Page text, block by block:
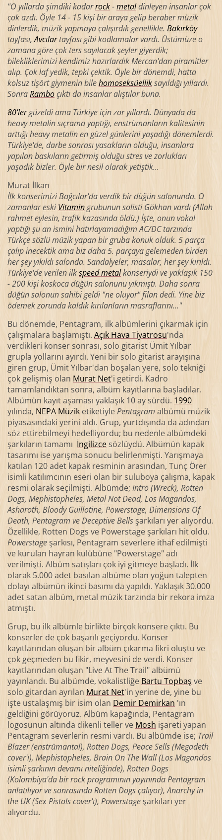
"O yıllarda şimdiki kadarrock-metaldinleyen insanlar çok
çok azdı. Öyle 14 - 15 kişi bir araya gelip beraber müzik
dinlerdik, müzik yapmaya çalışırdık genellikle. Bakırköy
tayfası,Avcılartayfası gibi kodlamalar vardı. Üstümüze o
zamana göre çok ters sayılacak şeyler giyerdik;
bilekliklerimizi kendimiz hazırlardık Mercan'dan piramitler
alıp. Çok laf yedik, tepki çektik. Öyle bir dönemdi, hatta
kolsuz tişört giymenin bilehomoseksüelliksayıldığı yıllardı.
SonraRamboçıktı da insanlar alıştılar buna.
80'lergüzeldi ama Türkiye için zor yıllardı. Dünyada da
heavy metalin sıçrama yaptığı, enstrümanların kalitesinin
arttığı heavy metalin en güzel günlerini yaşadığı dönemlerdi.
Türkiye'de, darbe sonrası yasakların olduğu, insanlara
yapılan baskıların getirmiş olduğu stres ve zorlukları
yaşadık bizler. Öyle bir nesil olarak yetiştik...
Murat İlkan
İlk konserimizi Bağcılar'da verdik bir düğün salonunda. O
zamanlar eski Vitamingrubunun solisti Gökhan vardı (Allah
rahmet eylesin, trafik kazasında öldü.) İşte, onun vokal
yaptığı şu an ismini hatırlayamadığım AC/DC tarzında
Türkçe sözlü müzik yapan bir gruba konuk olduk. 5 parça
çalıp inecektik ama biz daha 5. parçaya gelemeden birden
her şey yıkıldı salonda. Sandalyeler, masalar, her şey kırıldı.
Türkiye'de verilen ilkspeed metalkonseriydi ve yaklaşık 150
- 200 kişi koskoca düğün salonunu yıkmıştı. Daha sonra
düğün salonun sahibi geldi "ne oluyor" filan dedi. Yine biz
ödemek zorunda kaldık kırılanların masraflarını..."
Bu dönemde, Pentagram, ilk albümlerini çıkarmak için
çalışmalara başlamıştı. Açık Hava Tiyatrosu'nda
verdikleri konser sonrası, solo gitarist Ümit Yılbar
grupla yollarını ayırdı. Yeni bir solo gitarist arayışına
giren grup, Ümit Yılbar'dan boşalan yere, solo tekniği
çok gelişmiş olan Murat Net'i getirdi. Kadro
tamamlandıktan sonra, albüm kayıtlarına başladılar.
Albümün kayıt aşaması yaklaşık 10 ay sürdü. 1990
yılında, NEPA MüziketiketiylePentagram albümü müzik
piyasasındaki yerini aldı. Grup, yurtdışında da adından
söz ettirebilmeyi hedefliyordu; bu nedenle albümdeki
şarkıların tamamı İngilizcesözlüydü. Albümün kapak
tasarımı ise yarışma sonucu belirlenmişti. Yarışmaya
katılan 120 adet kapak resminin arasından, Tunç Örer
isimli katılımcının eseri olan bir suluboya çalışma, kapak
resmi olarak seçilmişti. Albümde; Intro (Wreck), Rotten
Dogs, Mephistopheles, Metal Not Dead, Los Magandos,
Asharoth, Bloody Guillotine, Powerstage, Dimensions Of
Death, Pentagram ve Deceptive Bellsşarkıları yer alıyordu.
Özellikle, Rotten Dogs ve Powerstage şarkıları hit oldu.
Powerstageşarkısı, Pentagram severlere ithaf edilmişti
ve kurulan hayran kulübüne "Powerstage" adı
verilmişti. Albüm satışları çok iyi gitmeye başladı. İlk
olarak 5.000 adet basılan albüme olan yoğun talepten
dolayı albümün ikinci basımı da yapıldı. Yaklaşık 30.000
adet satan albüm, metal müzik tarzında bir rekora imza
atmıştı.
Grup, bu ilk albümle birlikte birçok konsere çıktı. Bu
konserler de çok başarılı geçiyordu. Konser
kayıtlarından oluşan bir albüm çıkarma fikri oluştu ve
çok geçmeden bu fikir, meyvesini de verdi. Konser
kayıtlarından oluşan "Live At The Trail" albümü
yayınlandı. Bu albümde, vokalistliğe Bartu Topbaş ve
solo gitardan ayrılan Murat Net'in yerine de, yine bu
işte ustalaşmış bir isim olan Demir Demirkan 'ın
geldiğini görüyoruz. Albüm kapağında, Pentagram
logosunun altında dikenli teller ve Mosh işareti yapan
Pentagram severlerin resmi vardı. Bu albümde ise; Trail
Blazer (enstrümantal), Rotten Dogs, Peace Sells (Megadeth
cover'ı), Mephistopheles, Brain On The Wall (Los Magandos
isimli şarkının devamı niteliğinde), Rotten Dogs
(Kolombiya'da bir rock programının yayınında Pentagram
anlatılıyor ve sonrasında Rotten Dogs çalıyor), Anarchy in
the UK (Sex Pistols cover'ı), Powerstageşarkıları yer
alıyordu.